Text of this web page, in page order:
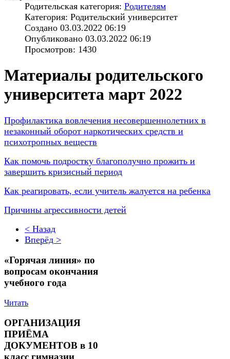
Родительская категория: Родителям
Категория: Родительский университет
Создано 03.03.2022 06:19
Опубликовано 03.03.2022 06:19
Просмотров: 1430
Материалы родительского
университета март 2022
Профилактика вовлечения несовершеннолетних в
незаконный оборот наркотических средств и
психотропных веществ
Как помочь подростку благополучно прожить и
завершить кризисный период
Как реагировать, если учитель жалуется на ребенка
Причины агрессивности детей
< Назад
Вперёд >
«Горячая линия» по
вопросам окончания
учебного года
Читать
ОРГАНИЗАЦИЯ
ПРИЁМА
ДОКУМЕНТОВ в 10
класс гимназии